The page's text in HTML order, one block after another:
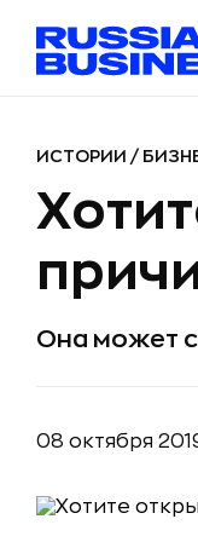
ИСТОРИИ /
Она может
08 октября